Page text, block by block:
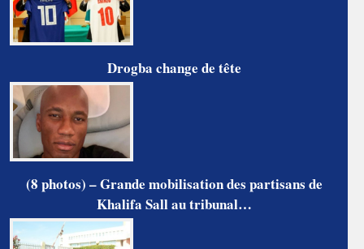
Drogba change de tête
(8 photos) – Grande mobilisation des partisans de
Khalifa Sall au tribunal…